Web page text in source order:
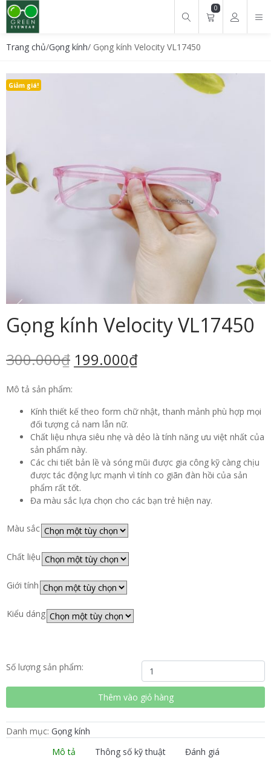
0
Trang chủ/Gọng kính/ Gọng kính Velocity VL17450
Gọng kính Velocity VL17450
300.000₫ 199.000₫
Mô tả sản phẩm:
Kính thiết kế theo form chữ nhật, thanh mảnh phù hợp mọi
đối tượng cả nam lẫn nữ.
Chất liệu nhựa siêu nhẹ và dẻo là tính năng ưu việt nhất của
sản phẩm này.
Các chi tiết bản lề và sóng mũi được gia công kỹ càng chịu
được tác động lực mạnh vì tính co giãn đàn hồi của sản
phẩm rất tốt.
Đa màu sắc lựa chọn cho các bạn trẻ hiện nay.
Màu sắc
Chất liệu
Giới tính
Kiểu dáng
Số lượng sản phẩm:
Gọng
kính
Velocity
VL17450
Thêm vào giỏ hàng
Danh mục: Gọng kính
Giảm giá!
Mô tả Thông số kỹ thuật Đánh giá